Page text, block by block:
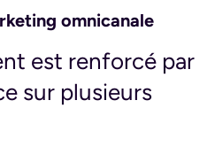
omnicanale
est renforcé par
sur plusieurs